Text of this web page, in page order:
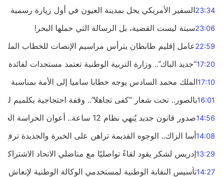
23:34السفير الأمريكي يحل بمدينة العيون في أول زيارة رسمية
23:06سبتة ليست القضية، بل الرسالة التي حملها البحر!
22:59عامل إقليم طانطان يترأس مراسيم الإنصات للخطاب
17:20“جديد الباك”.. وزارة التربية الوطنية تعتمد مستجدات لفائدة
17:10الملك محمد السادس يوجه خطابا ساميا إلى الأمة بمناسبة الذكرى الـ27
16:01بالصور.. تحت شعار “كفى تجاهلا”.. وقفة احتجاجية بكلميم
14:56صدور قانون جديد يُنهي نظام 12 ساعة.. أعوان الحراسة الخاصة يستفيدون من المدة القانونية للشغل
14:08أسا الزاك.. الوجوه القديمة تراهن على الخبرة والجديدة ترفع
13:29إدريس لشكر يقود لقاءً تواصليًا مع مناضلي الاتحاد
14:27تأسيس النقابة الوطنية لمستخدمي الوكالة الوطنية لإنعاش